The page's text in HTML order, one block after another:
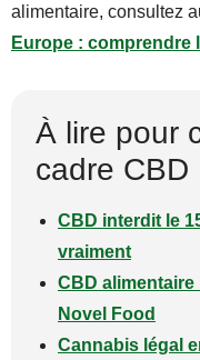
alimentaire, consultez
Europe : comprendre
À lire pour
cadre CBD
CBD interdit le
vraiment
CBD
Novel Food
Cannabis légal